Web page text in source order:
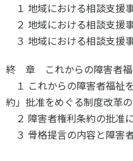
１ 地域における相談支
２ 地域における相談支
３ 地域における相談支
終 章 これからの障害者
１ これからの障害者福
約」批准をめぐる制度改革
２ 障害者権利条約の批准
３ 骨格提言の内容と障害